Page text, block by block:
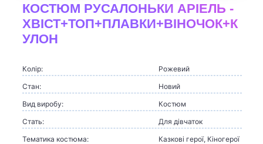
КОСТЮМ РУСАЛОНЬКИ АРІЕЛЬ -
ХВІСТ+ТОП+ПЛАВКИ+ВІНОЧОК+К
УЛОН
Колір:
Рожевий
Стан:
Новий
Вид виробу:
Костюм
Стать:
Для дівчаток
Тематика костюма:
Казкові герої, Кіногерої